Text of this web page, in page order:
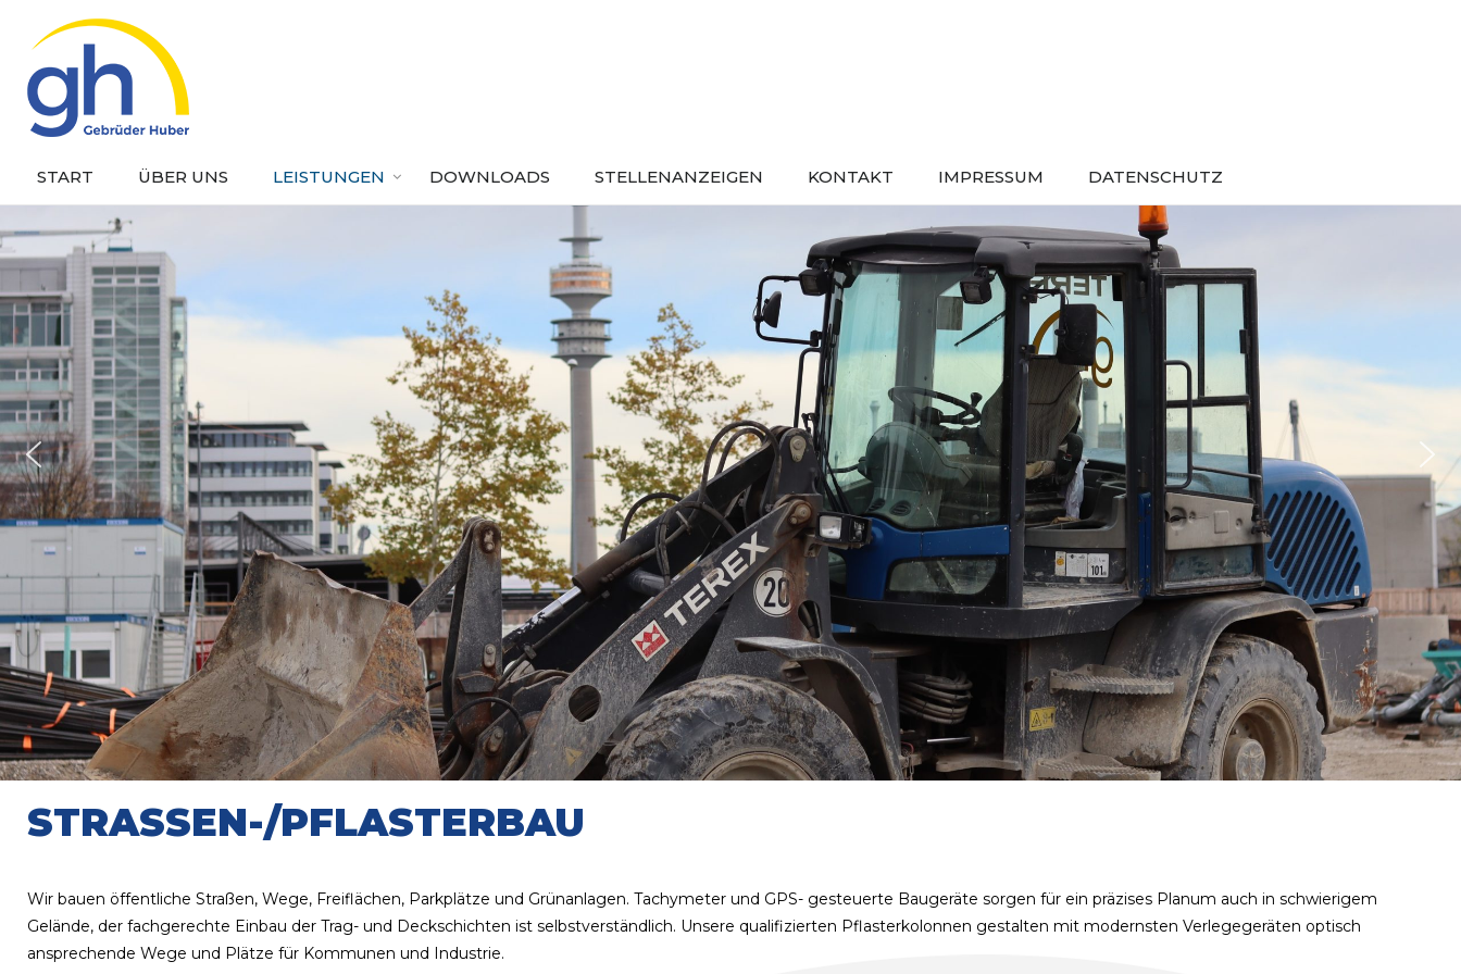
content
START ÜBER UNS LEISTUNGEN DOWNLOADS STELLENANZEIGEN KONTAKT IMPRESSUM DATENSCHUTZ
STRASSEN-/PFLASTERBAU
Wir bauen öffentliche Straßen, Wege, Freiflächen, Parkplätze und Grünanlagen. Tachymeter und GPS- gesteuerte Baugeräte sorgen für ein präzises Planum auch in schwierigem
Gelände, der fachgerechte Einbau der Trag- und Deckschichten ist selbstverständlich. Unsere qualifizierten Pflasterkolonnen gestalten mit modernsten Verlegegeräten optisch
ansprechende Wege und Plätze für Kommunen und Industrie.